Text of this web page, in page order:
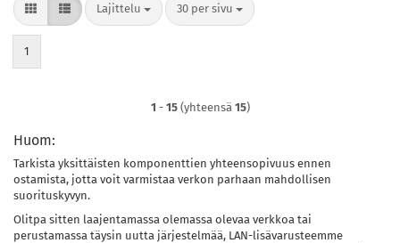
Lajittelu
Lajittelu 30 per sivu
per sivu
1
1 - 15(yhteensä 15)
Huom:
Tarkista yksittäisten komponenttien yhteensopivuus ennen
ostamista, jotta voit varmistaa verkon parhaan mahdollisen
suorituskyvyn.
Olitpa sitten laajentamassa olemassa olevaa verkkoa tai
perustamassa täysin uutta järjestelmää, LAN-lisävarusteemme